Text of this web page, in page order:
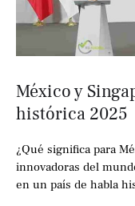
México y
histórica 2025
¿Qué significa para
innovadoras del
en un país de habla